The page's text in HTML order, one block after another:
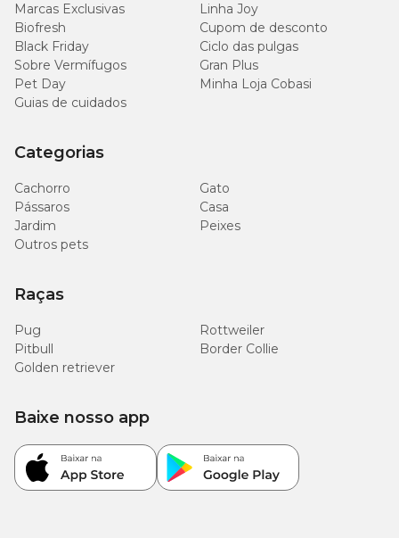
Marcas Exclusivas
Linha Joy
Biofresh
Cupom de desconto
Black Friday
Ciclo das pulgas
Sobre Vermífugos
Gran Plus
Pet Day
Minha Loja Cobasi
Guias de cuidados
Categorias
Cachorro
Gato
Pássaros
Casa
Jardim
Peixes
Outros pets
Raças
Pug
Rottweiler
Pitbull
Border Collie
Golden retriever
Baixe nosso app